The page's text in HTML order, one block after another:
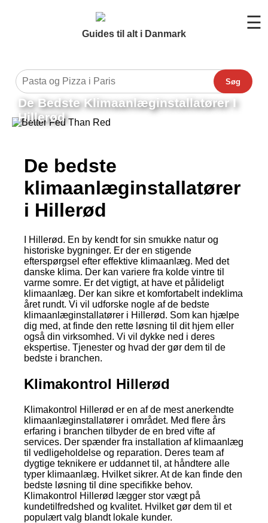
Guides til alt i Danmark
☰
Søg
De Bedste Klimaanlæginstallatører I
Hillerød
De bedste
klimaanlæginstallatører
i Hillerød
I Hillerød. En by kendt for sin smukke natur og
historiske bygninger. Er der en stigende
efterspørgsel efter effektive klimaanlæg. Med det
danske klima. Der kan variere fra kolde vintre til
varme somre. Er det vigtigt, at have et pålideligt
klimaanlæg. Der kan sikre et komfortabelt indeklima
året rundt. Vi vil udforske nogle af de bedste
klimaanlæginstallatører i Hillerød. Som kan hjælpe
dig med, at finde den rette løsning til dit hjem eller
også din virksomhed. Vi vil dykke ned i deres
ekspertise. Tjenester og hvad der gør dem til de
bedste i branchen.
Klimakontrol Hillerød
Klimakontrol Hillerød er en af de mest anerkendte
klimaanlæginstallatører i området. Med flere års
erfaring i branchen tilbyder de en bred vifte af
services. Der spænder fra installation af klimaanlæg
til vedligeholdelse og reparation. Deres team af
dygtige teknikere er uddannet til, at håndtere alle
typer klimaanlæg. Hvilket sikrer. At de kan finde den
bedste løsning til dine specifikke behov.
Klimakontrol Hillerød lægger stor vægt på
kundetilfredshed og kvalitet. Hvilket gør dem til et
populært valg blandt lokale kunder.